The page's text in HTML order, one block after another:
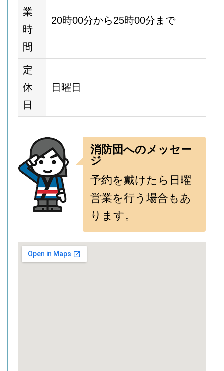
業
時
間
20時00分から25時00分まで
定
休
日
日曜日
消防団へのメッセー
ジ
予約を戴けたら日曜
営業を行う場合もあ
ります。